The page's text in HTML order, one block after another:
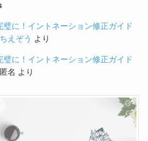
に！イントネーション修正ガイド
ちえぞう より
に！イントネーション修正ガイド
匿名 より